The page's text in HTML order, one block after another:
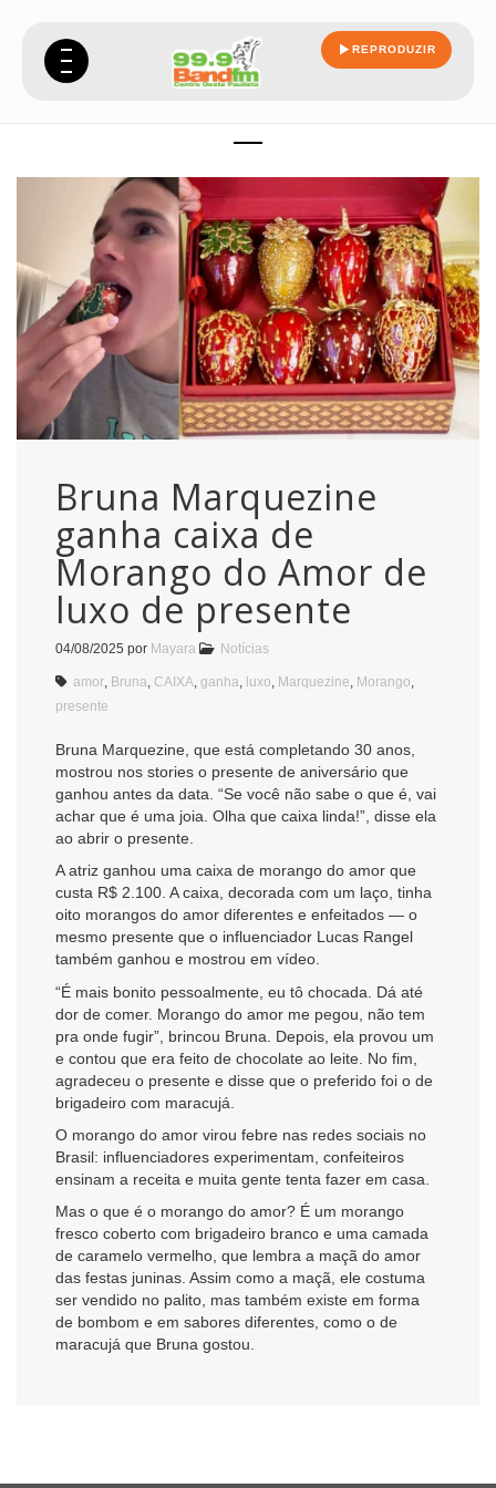
REPRODUZIR
Bruna Marquezine
ganha caixa de
Morango do Amor de
luxo de presente
04/08/2025 por Mayara Notícias
amor Bruna CAIXA ganha luxo Marquezine Morango
presente
Bruna Marquezine, que está completando 30 anos,
mostrou nos stories o presente de aniversário que
ganhou antes da data. “Se você não sabe o que é, vai
achar que é uma joia. Olha que caixa linda!”, disse ela
ao abrir o presente.
A atriz ganhou uma caixa de morango do amor que
custa R$ 2.100. A caixa, decorada com um laço, tinha
oito morangos do amor diferentes e enfeitados — o
mesmo presente que o influenciador Lucas Rangel
também ganhou e mostrou em vídeo.
“É mais bonito pessoalmente, eu tô chocada. Dá até
dor de comer. Morango do amor me pegou, não tem
pra onde fugir”, brincou Bruna. Depois, ela provou um
e contou que era feito de chocolate ao leite. No fim,
agradeceu o presente e disse que o preferido foi o de
brigadeiro com maracujá.
O morango do amor virou febre nas redes sociais no
Brasil: influenciadores experimentam, confeiteiros
ensinam a receita e muita gente tenta fazer em casa.
Mas o que é o morango do amor? É um morango
fresco coberto com brigadeiro branco e uma camada
de caramelo vermelho, que lembra a maçã do amor
das festas juninas. Assim como a maçã, ele costuma
ser vendido no palito, mas também existe em forma
de bombom e em sabores diferentes, como o de
maracujá que Bruna gostou.